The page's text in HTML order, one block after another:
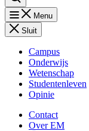
Menu
Sluit
Campus
Onderwijs
Wetenschap
Studentenleven
Opinie
Contact
Over EM